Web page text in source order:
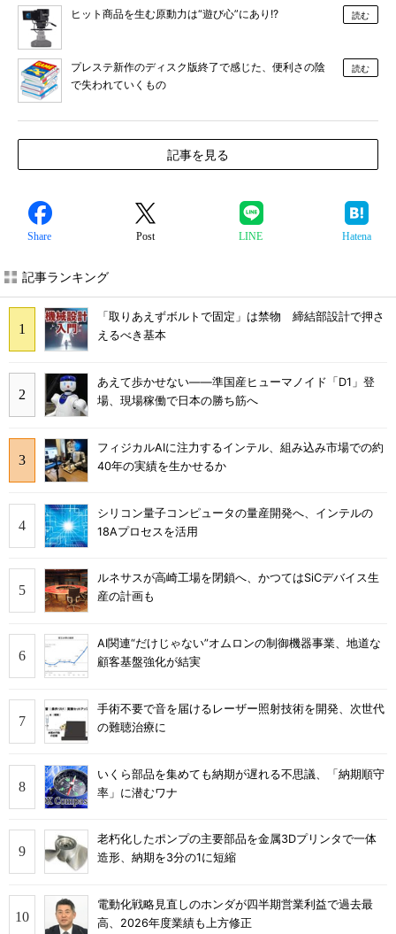
ヒット商品を生む原動力は“遊び心”にあり!? 読む
プレステ新作のディスク版終了で感じた、便利さの陰
で失われていくもの
読む
記事を見る
Share Post LINE Hatena
記事ランキング
「取りあえずボルトで固定」は禁物 締結部設計で押さ
えるべき基本
あえて歩かせない――準国産ヒューマノイド「D1」登
場、現場稼働で日本の勝ち筋へ
フィジカルAIに注力するインテル、組み込み市場での約
40年の実績を生かせるか
シリコン量子コンピュータの量産開発へ、インテルの
18Aプロセスを活用
ルネサスが高崎工場を閉鎖へ、かつてはSiCデバイス生
産の計画も
AI関連“だけじゃない”オムロンの制御機器事業、地道な
顧客基盤強化が結実
手術不要で音を届けるレーザー照射技術を開発、次世代
の難聴治療に
いくら部品を集めても納期が遅れる不思議、「納期順守
率」に潜むワナ
老朽化したポンプの主要部品を金属3Dプリンタで一体
造形、納期を3分の1に短縮
電動化戦略見直しのホンダが四半期営業利益で過去最
高、2026年度業績も上方修正